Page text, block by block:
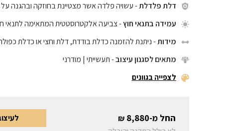
דלת פלדלת- עשויה פלדה אשר מצטיינת בחוזקה ובהגנה
עמידה בתנאי חוץ- צביעה אלקטרוסטטית המתאימה לתנאי
מידות- ניתנת להזמנה כדלת בודדת, דלת וחצי או כדלת
מתאים לסגנון עיצוב- תעשייתי | מודרני
לצפייה בגוונים
החל מ- ₪8,880